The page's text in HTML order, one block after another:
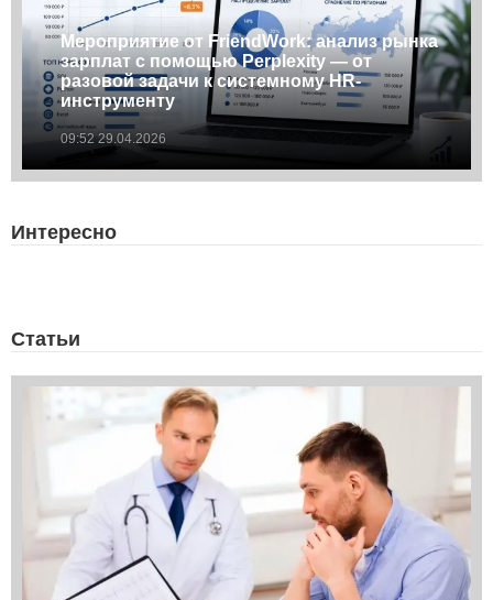
Мероприятие от FriendWork: анализ рынка
зарплат с помощью Perplexity — от
разовой задачи к системному HR-
инструменту
09:52 29.04.2026
Интересно
Статьи